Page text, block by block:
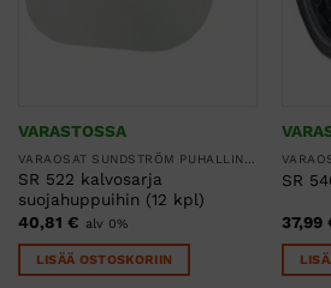
VARASTOSSA
SR 522 kalvosarja
suojahuppuihin (12 kpl)
40,81 € alv 0%
LISÄÄ OSTOSKORIIN
SR
37,99